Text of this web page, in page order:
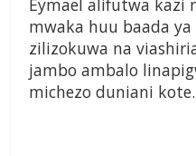
Eymael alifutwa kazi
mwaka huu baada
zilizokuwa na
jambo ambalo
michezo duniani kote.